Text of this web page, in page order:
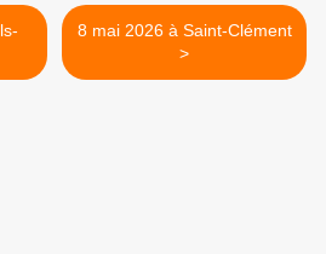
8 mai 2026 à Saint-Clément
>